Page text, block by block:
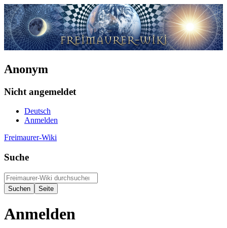
Anonym
Nicht angemeldet
Deutsch
Anmelden
Freimaurer-Wiki
Suche
Anmelden